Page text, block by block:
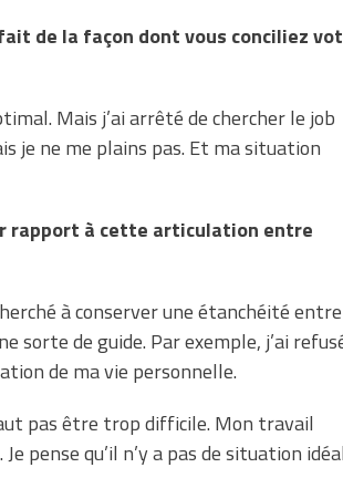
de la façon dont vous conciliez
Mais j’ai arrêté de chercher le job
je ne me plains pas. Et ma situation
rapport à cette articulation entre
à conserver une étanchéité entre
sorte de guide. Par exemple, j’ai
de ma vie personnelle.
pas être trop difficile. Mon travail
pense qu’il n’y a pas de situation